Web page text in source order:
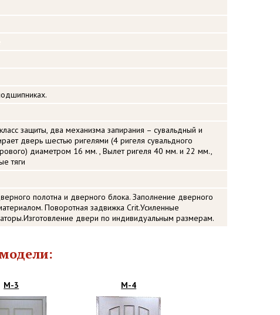
защиты, два механизма запирания – сувальдный и
дверь шестью ригелями (4 ригеля сувальдного
диаметром 16 мм. , Вылет ригеля 40 мм. и 22 мм.,
тяги
полотна и дверного блока. Заполнение дверного
Поворотная задвижка Crit.Усиленные
двери по индивидуальным размерам.
М-3 М-4